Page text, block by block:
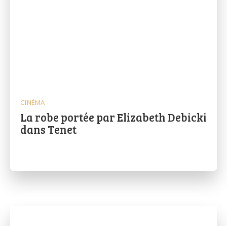
CINÉMA
La robe portée par Elizabeth Debicki
dans Tenet